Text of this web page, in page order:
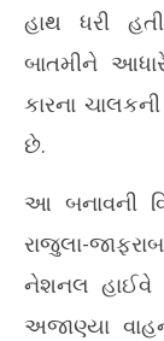
રાજુલા નજીક
પકડાયો
May
15,
2026
હાથ ધરી
બાતમીને
કારના
છે.
આ બનાવની
રાજુલા-
નેશનલ હાઈવે
અજાણ્યા